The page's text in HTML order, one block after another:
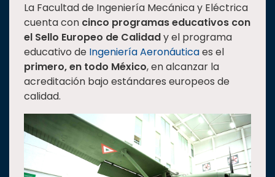
La Facultad de Ingeniería Mecánica y Eléctrica
cuenta con cinco programas educativos con
el Sello Europeo de Calidady el programa
educativo de Ingeniería Aeronáuticaes el
primero, en todo México, en alcanzar la
acreditación bajo estándares europeos de
calidad.